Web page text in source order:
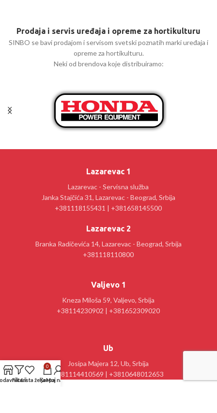
Prodaja i servis uređaja i opreme za hortikulturu
SINBO se bavi prodajom i servisom svetski poznatih marki uređaja i
opreme za hortikulturu.
Neki od brendova koje distribuiramo:
Lazarevac 1
Lazarevac - Servisna služba
Janka Stajčića 31, Lazarevac - Beograd, Srbija
+381118155431 | +381658145500
Lazarevac 2
Branka Radičevića 14, Lazarevac - Beograd, Srbija
+381118110800
Valjevo 1
Kneza Miloša 59, Valjevo, Srbija
+38114230902 | +381652309020
Ub
Josipa Majera 12, Ub, Srbija
+381114410569 | +3810648012653
FilteriLista želja
0
Korpa
Moj nalog